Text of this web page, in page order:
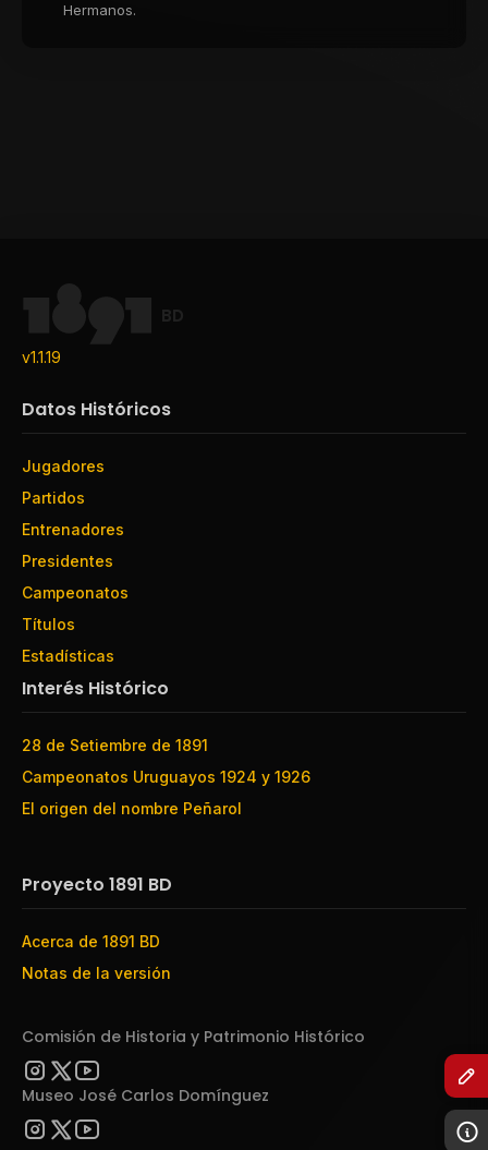
Hermanos.
BD
v1.1.19
Datos Históricos
Jugadores
Partidos
Entrenadores
Presidentes
Campeonatos
Títulos
Estadísticas
Interés Histórico
28 de Setiembre de 1891
Campeonatos Uruguayos 1924 y 1926
El origen del nombre Peñarol
Proyecto 1891 BD
Acerca de 1891 BD
Notas de la versión
Comisión de Historia y Patrimonio Histórico
Museo José Carlos Domínguez